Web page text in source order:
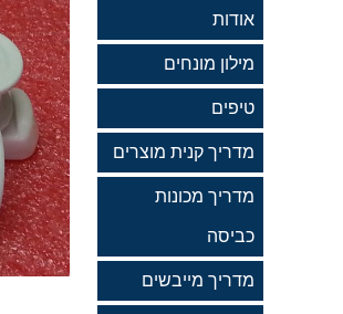
אודות
מילון מונחים
טיפים
מדריך קנית מוצרים
מדריך מכונות
כביסה
מדריך מייבשים